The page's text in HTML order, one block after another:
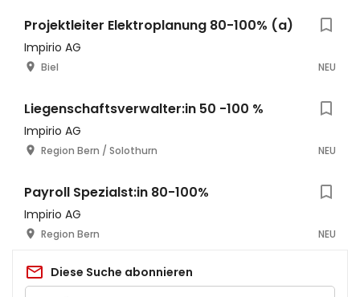
Projektleiter Elektroplanung 80-100% (a)
Impirio AG
Biel NEU
Liegenschaftsverwalter:in 50 -100 %
Impirio AG
Region Bern / Solothurn NEU
Payroll Spezialst:in 80-100%
Impirio AG
Region Bern NEU
Diese Suche abonnieren